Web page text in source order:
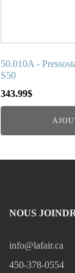
50.010A -
S50
343.99$
NOUS
info@lafair.ca
450-378-0554